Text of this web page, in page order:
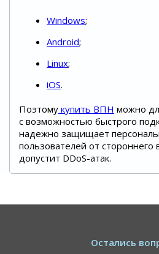
Windows;
Android;
Linux;
iOS.
Поэтому купить ВПН можно
с возможностью быстрого
надежно защищает
пользователей от стороннего
допустит DDoS-атак.
Остались